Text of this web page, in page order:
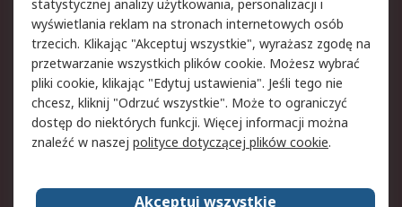
Aspekty prawne
Bezpieczeństwo e-
maila
Polityka dotycząca
plików cookie
Polityka prywatności
Użytkowanie witryny
Zastrzeżenia prawne
Warunki Sprzedaży
Kontakt
statystycznej analizy użytkowania, personalizacji i
wyświetlania reklam na stronach internetowych osób
trzecich. Klikając "Akceptuj wszystkie", wyrażasz zgodę na
przetwarzanie wszystkich plików cookie. Możesz wybrać
pliki cookie, klikając "Edytuj ustawienia". Jeśli tego nie
chcesz, kliknij "Odrzuć wszystkie". Może to ograniczyć
dostęp do niektórych funkcji. Więcej informacji można
znaleźć w naszej polityce dotyczącej plików cookie.
Akceptuj wszystkie